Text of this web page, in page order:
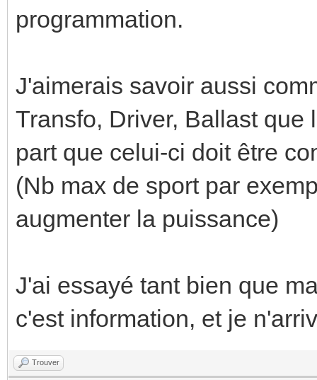
programmation.
J'aimerais savoir aussi
Transfo, Driver, Ballast que
part que celui-ci doit être
(Nb max de sport par
augmenter la puissance)
J'ai essayé tant bien que
c'est information, et je
Trouver